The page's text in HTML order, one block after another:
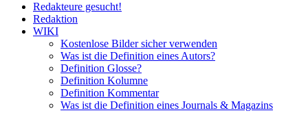
Redakteure gesucht!
Redaktion
WIKI
Kostenlose Bilder sicher verwenden
Was ist die Definition eines Autors?
Definition Glosse?
Definition Kolumne
Definition Kommentar
Was ist die Definition eines Journals & Magazins